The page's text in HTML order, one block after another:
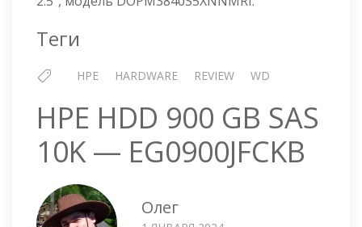
DOPM3840S5XNNMRI
Теги
HPE HARDWARE REVIEW WD
HPE HDD 900 GB SAS
10K — EG0900JFCKB
Олег